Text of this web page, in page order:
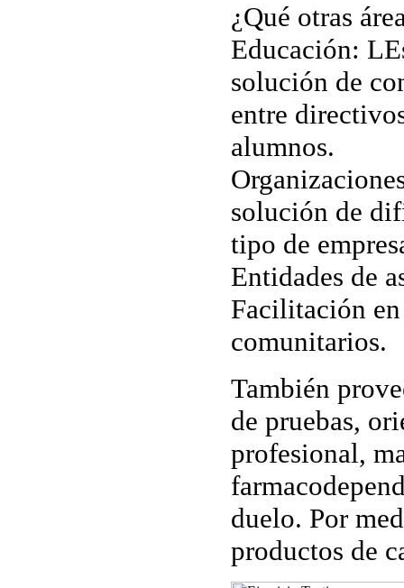
¿Qué otras
Educación:
solución de
entre
alumnos.
solución de
tipo de
Entidades de
Facilitación
comunitarios.
También
de pruebas,
profesional,
duelo. Por
productos de